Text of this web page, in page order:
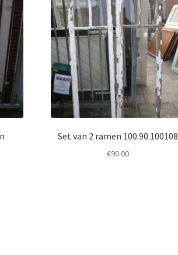
Set van 2 ramen 100.90.100108
€90.00